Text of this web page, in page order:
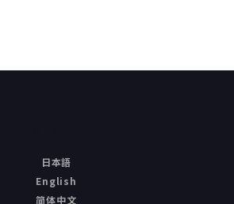
日本語
English
简体中文